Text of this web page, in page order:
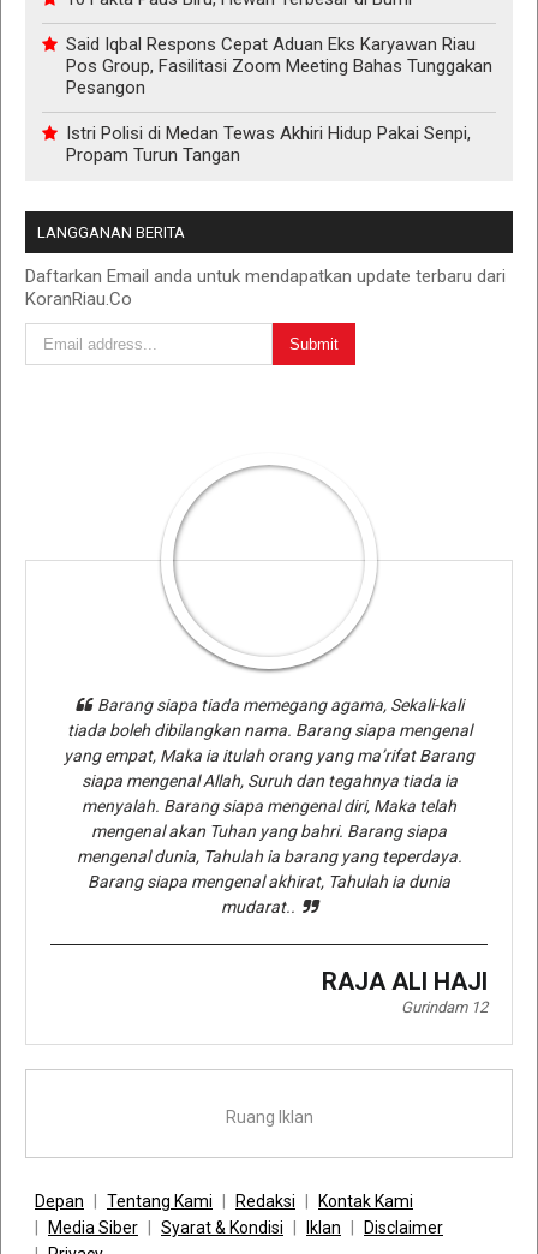
Said Iqbal Respons Cepat Aduan Eks Karyawan Riau
Pos Group, Fasilitasi Zoom Meeting Bahas Tunggakan
Pesangon
Istri Polisi di Medan Tewas Akhiri Hidup Pakai Senpi,
Propam Turun Tangan
LANGGANAN BERITA
Daftarkan Email anda untuk mendapatkan update terbaru dari
KoranRiau.Co
Barang siapa tiada memegang agama, Sekali-kali
tiada boleh dibilangkan nama. Barang siapa mengenal
yang empat, Maka ia itulah orang yang ma’rifat Barang
siapa mengenal Allah, Suruh dan tegahnya tiada ia
menyalah. Barang siapa mengenal diri, Maka telah
mengenal akan Tuhan yang bahri. Barang siapa
mengenal dunia, Tahulah ia barang yang teperdaya.
Barang siapa mengenal akhirat, Tahulah ia dunia
mudarat..
RAJA ALI HAJI
Gurindam 12
Ruang Iklan
Depan Tentang Kami Redaksi
Kontak Kami
Media Siber
Syarat & Kondisi Iklan
Disclaimer